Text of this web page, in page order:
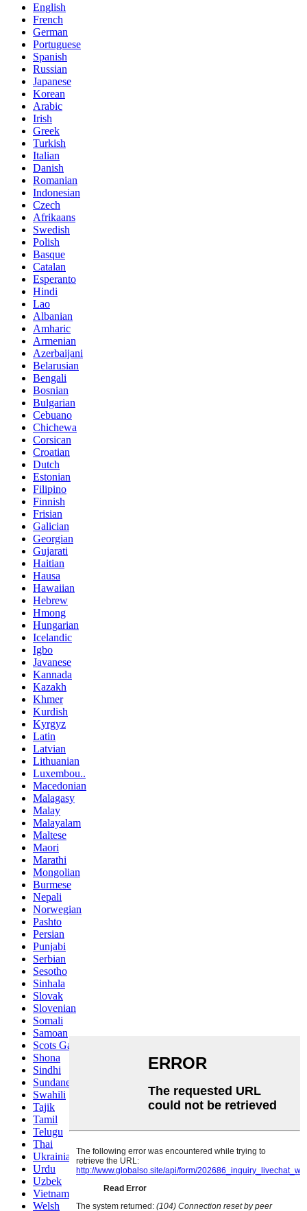
English
French
German
Portuguese
Spanish
Russian
Japanese
Korean
Arabic
Irish
Greek
Turkish
Italian
Danish
Romanian
Indonesian
Czech
Afrikaans
Swedish
Polish
Basque
Catalan
Esperanto
Hindi
Lao
Albanian
Amharic
Armenian
Azerbaijani
Belarusian
Bengali
Bosnian
Bulgarian
Cebuano
Chichewa
Corsican
Croatian
Dutch
Estonian
Filipino
Finnish
Frisian
Galician
Georgian
Gujarati
Haitian
Hausa
Hawaiian
Hebrew
Hmong
Hungarian
Icelandic
Igbo
Javanese
Kannada
Kazakh
Khmer
Kurdish
Kyrgyz
Latin
Latvian
Lithuanian
Luxembou..
Macedonian
Malagasy
Malay
Malayalam
Maltese
Maori
Marathi
Mongolian
Burmese
Nepali
Norwegian
Pashto
Persian
Punjabi
Serbian
Sesotho
Sinhala
Slovak
Slovenian
Somali
Samoan
Scots Gaelic
Shona
Sindhi
Sundanese
Swahili
Tajik
Tamil
Telugu
Thai
Ukrainian
Urdu
Uzbek
Vietnamese
Welsh